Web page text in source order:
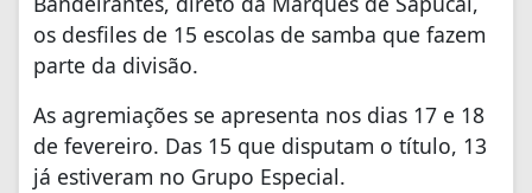
os desfiles de 15 escolas de samba que fazem
parte da divisão.
As agremiações se apresenta nos dias 17 e 18
de fevereiro. Das 15 que disputam o título, 13
já estiveram no Grupo Especial.